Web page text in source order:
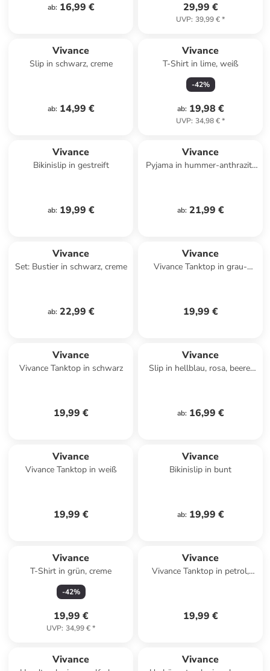
ab: 16,99 € 29,99 €
UVP: 39,99 €*
Vivance
Slip in schwarz, creme
ab: 14,99 €
Vivance
T-Shirt in lime, weiß
-42%
ab: 19,98 €
UVP: 34,98 €*
Vivance
Bikinislip in gestreift
ab: 19,99 €
Vivance
Pyjama in hummer-anthrazit-
ab: 21,99 €
Vivance
Set: Bustier in schwarz, creme
ab: 22,99 €
Vivance
Vivance Tanktop in grau-
19,99 €
Vivance
Vivance Tanktop in schwarz
19,99 €
Vivance
Slip in hellblau, rosa, beere,
ab: 16,99 €
Vivance
Vivance Tanktop in weiß
19,99 €
Vivance
Bikinislip in bunt
ab: 19,99 €
Vivance
T-Shirt in grün, creme
-42%
19,99 €
UVP: 34,99 €*
Vivance
Vivance Tanktop in petrol,
19,99 €
Vivance Vivance